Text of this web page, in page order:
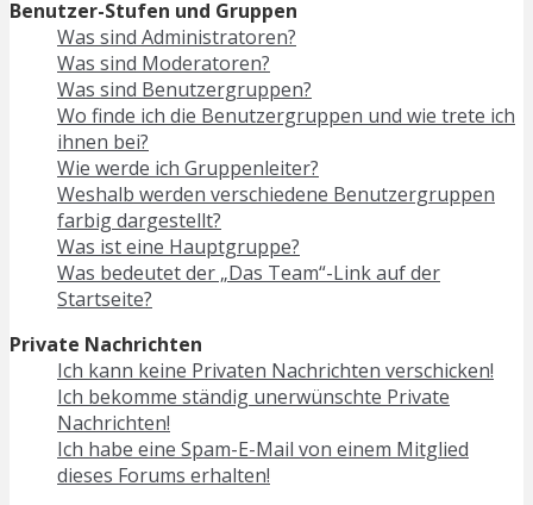
Benutzer-Stufen und Gruppen
Was sind Administratoren?
Was sind Moderatoren?
Was sind Benutzergruppen?
Wo finde ich die Benutzergruppen und wie trete ich
ihnen bei?
Wie werde ich Gruppenleiter?
Weshalb werden verschiedene Benutzergruppen
farbig dargestellt?
Was ist eine Hauptgruppe?
Was bedeutet der „Das Team“-Link auf der
Startseite?
Private Nachrichten
Ich kann keine Privaten Nachrichten verschicken!
Ich bekomme ständig unerwünschte Private
Nachrichten!
Ich habe eine Spam-E-Mail von einem Mitglied
dieses Forums erhalten!